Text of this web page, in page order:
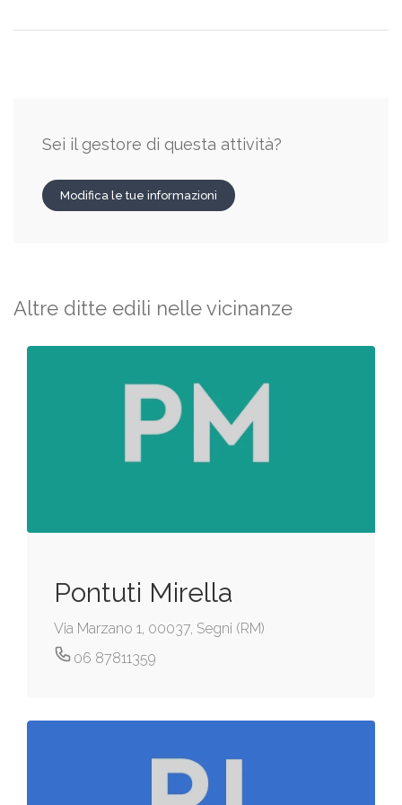
Sei il gestore di questa attività?
Modifica le tue informazioni
Altre ditte edili nelle vicinanze
Pontuti Mirella
Via Marzano 1, 00037, Segni (RM)
06 87811359